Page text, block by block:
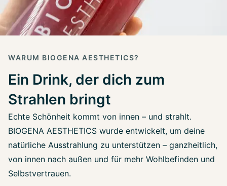
WARUM BIOGENA AESTHETICS?
Ein Drink, der dich zum
Strahlen bringt
Echte Schönheit kommt von innen – und strahlt.
BIOGENA AESTHETICS wurde entwickelt, um deine
natürliche Ausstrahlung zu unterstützen – ganzheitlich,
von innen nach außen und für mehr Wohlbefinden und
Selbstvertrauen.